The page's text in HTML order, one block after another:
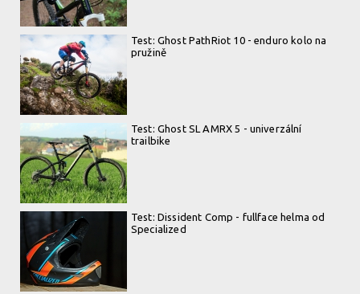
Test: Ghost PathRiot 10 - enduro kolo na
pružině
Test: Ghost SL AMRX 5 - univerzální
trailbike
Test: Dissident Comp - fullface helma od
Specialized